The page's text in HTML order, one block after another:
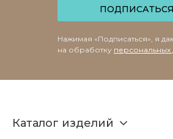
ПОДПИСАТЬСЯ
Нажимая «Подписаться», я
на обработку персональных
Каталог изделий